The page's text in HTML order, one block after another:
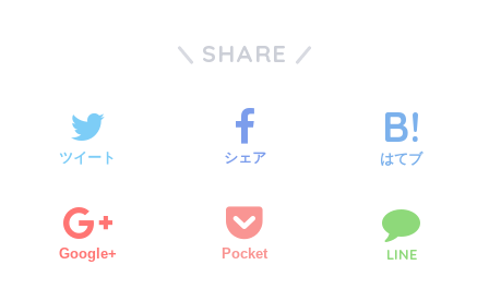
SHARE
ツイート シェア はてブ
Google+ Pocket LINE